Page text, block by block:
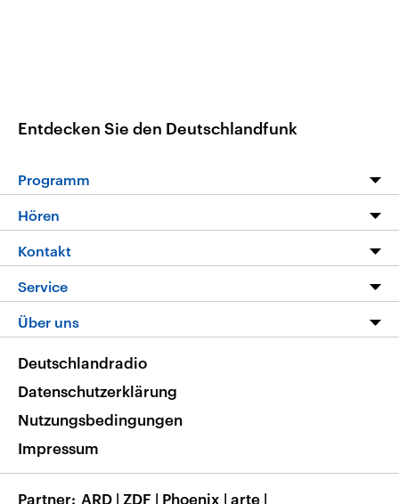
Entdecken Sie den Deutschlandfunk
Programm
Programm
Die Nachrichten
Nachrichtenleicht
Neue Beiträge auf dlf.de
Hören
Livestream
Podcasts
Deutschlandfunk App
Nachrichten App
Frequenzen
Kontakt
Hörerservice
Service
FAQ
Veranstaltungen
Musikliste
RSS
Über uns
Barrierefreiheit
Deutschlandradio
Datenschutzerklärung
Nutzungsbedingungen
Impressum
Partner ARD | ZDF | Phoenix | arte |